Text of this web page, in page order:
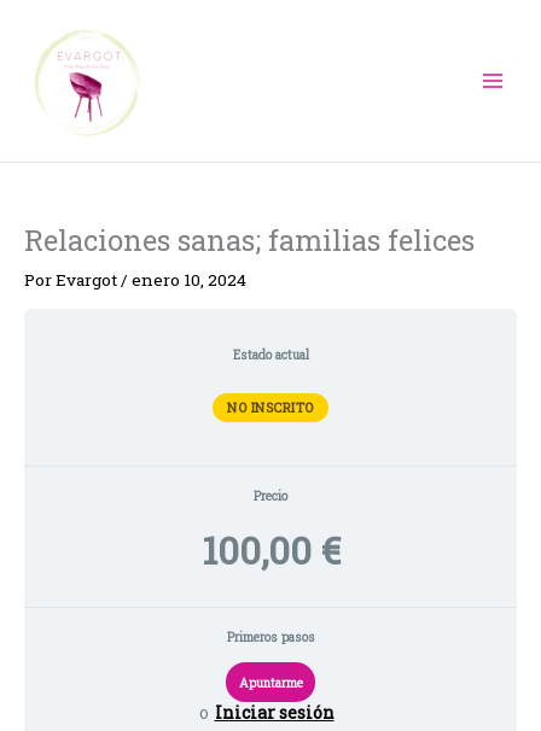
contenido
Relaciones sanas; familias felices
PorEvargot/ enero 10, 2024
Estado actual
NO INSCRITO
Precio
100,00 €
Primeros pasos
o Iniciar sesión